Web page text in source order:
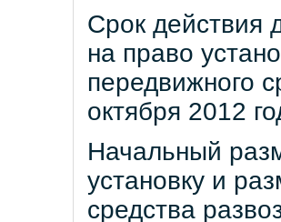
Срок действия
на право
передвижного
октября 2012
Начальный
установку и
средства